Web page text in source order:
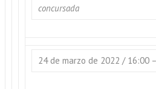
concursada
24 de marzo de 2022 / 16:00